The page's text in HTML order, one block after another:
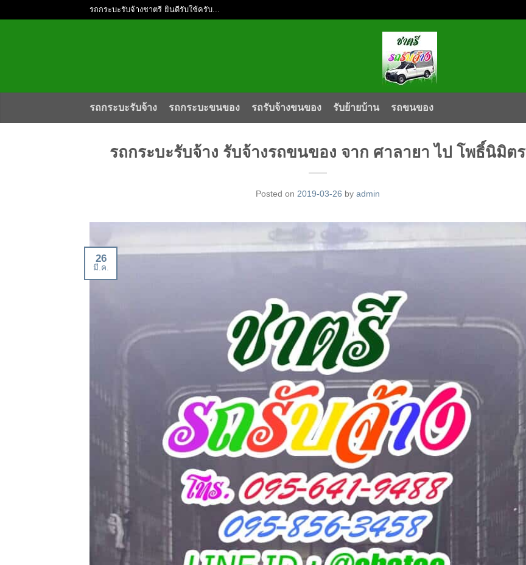
รถกระบะรับจ้างชาตรี ยินดีรับใช้ครับ...
รถกระบะรับจ้าง รถกระบะขนของ รถรับจ้างขนของ รับย้ายบ้าน รถขนของ
รถกระบะรับจ้าง รับจ้างรถขนของ จาก ศาลายา ไป โพธิ์นิมิตร
Posted on 2019-03-26 by admin
26
มี.ค.